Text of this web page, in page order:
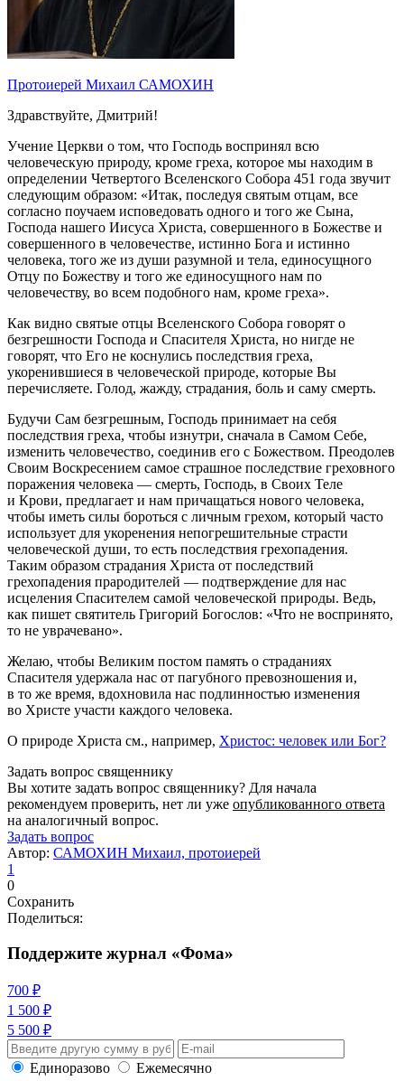
Протоиерей Михаил САМОХИН
Здравствуйте, Дмитрий!
Учение Церкви о том, что Господь воспринял всю
человеческую природу, кроме греха, которое мы находим в
определении Четвертого Вселенского Собора 451 года звучит
следующим образом: «Итак, последуя святым отцам, все
согласно поучаем исповедовать одного и того же Сына,
Господа нашего Иисуса Христа, совершенного в Божестве и
совершенного в человечестве, истинно Бога и истинно
человека, того же из души разумной и тела, единосущного
Отцу по Божеству и того же единосущного нам по
человечеству, во всем подобного нам, кроме греха».
Как видно святые отцы Вселенского Собора говорят о
безгрешности Господа и Спасителя Христа, но нигде не
говорят, что Его не коснулись последствия греха,
укоренившиеся в человеческой природе, которые Вы
перечисляете. Голод, жажду, страдания, боль и саму смерть.
Будучи Сам безгрешным, Господь принимает на себя
последствия греха, чтобы изнутри, сначала в Самом Себе,
изменить человечество, соединив его с Божеством. Преодолев
Своим Воскресением самое страшное последствие греховного
поражения человека — смерть, Господь, в Своих Теле
и Крови, предлагает и нам причащаться нового человека,
чтобы иметь силы бороться с личным грехом, который часто
использует для укоренения непогрешительные страсти
человеческой души, то есть последствия грехопадения.
Таким образом страдания Христа от последствий
грехопадения прародителей — подтверждение для нас
исцеления Спасителем самой человеческой природы. Ведь,
как пишет святитель Григорий Богослов: «Что не воспринято,
то не уврачевано».
Желаю, чтобы Великим постом память о страданиях
Спасителя удержала нас от пагубного превозношения и,
в то же время, вдохновила нас подлинностью изменения
во Христе участи каждого человека.
О природе Христа см., например, Христос: человек или Бог?
Задать вопрос священнику
Вы хотите задать вопрос священнику? Для начала
рекомендуем проверить, нет ли уже опубликованного ответа
на аналогичный вопрос.
Задать вопрос
Автор: САМОХИН Михаил, протоиерей
1
0
Сохранить
Поделиться:
Поддержите журнал «Фома»
700 ₽
1 500 ₽
5 500 ₽
Единоразово Ежемесячно